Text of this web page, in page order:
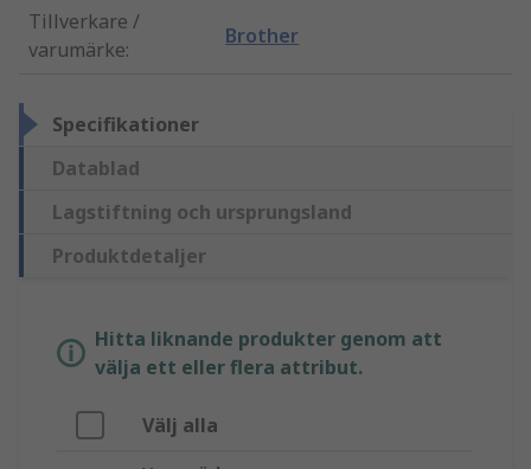
Tillverkare /
varumärke:
Brother
Specifikationer
Datablad
Lagstiftning och ursprungsland
Produktdetaljer
Hitta liknande produkter genom att
välja ett eller flera attribut.
Välj alla